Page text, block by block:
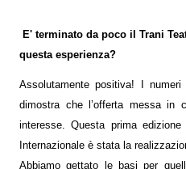
E' terminato da poco il Trani
questa esperienza?
Assolutamente positiva! I
dimostra che l’offerta messa in
interesse. Questa prima
Internazionale è stata la
Abbiamo gettato le basi per